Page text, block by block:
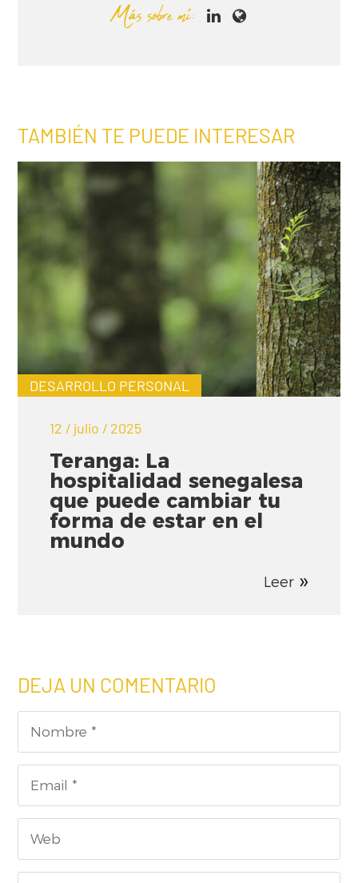
Más sobre mí:
TAMBIÉN TE PUEDE INTERESAR
DESARROLLO PERSONAL
12 / julio / 2025
Teranga: La
hospitalidad senegalesa
que puede cambiar tu
forma de estar en el
mundo
Leer
DEJA UN COMENTARIO